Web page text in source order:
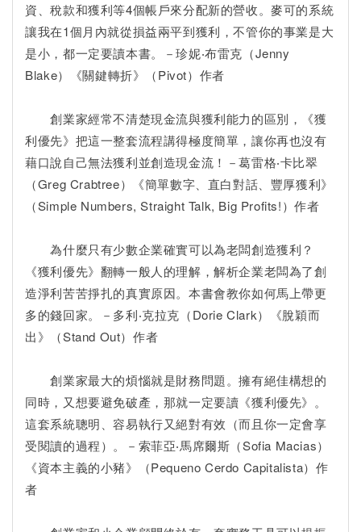
資、稅款和獲利等4個帳戶來分配新的營收。麥可的系統
讓我在1個月內就從損益兩平到獲利，不管你的事業是大
是小，都一定要讀本書。－珍妮‧布雷克（Jenny
Blake）《關鍵轉折》（Pivot）作者
創業家經常不清楚現金流與獲利能力的區別，《獲
利優先》把這一整套流程講得極度簡單，讓你再也沒有
藉口說自己無法獲利並創造現金流！－葛雷格‧卡比翠
（Greg Crabtree）《簡單數字、直白對話、豐厚獲利》
（Simple Numbers, Straight Talk, Big Profits!）作者
為什麼只有少數企業確實可以為老闆創造獲利？
《獲利優先》翻轉一般人的理解，解析企業老闆為了創
造淨利苦苦掙扎的真實原因。本書會教你如何馬上帶更
多的錢回家。－多利‧克拉克（Dorie Clark）《脫穎而
出》（Stand Out）作者
創業家最大的煩惱就是財務問題。擁有絕佳構想的
同時，又想要避免破產，那就一定要讀《獲利優先》。
這套系統聰明、容易執行又絕對有效（而且你一定會享
受閱讀的過程）。－索菲亞‧馬席爾斯（Sofia Macias）
《資本主義的小豬》（Pequeno Cerdo Capitalista）作
者